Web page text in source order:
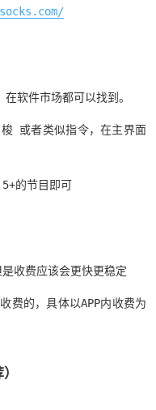
软件市场都可以找到。
或者类似指令，在主界面
的节目即可
收费应该会更快更稳定
费的，具体以APP内收费为